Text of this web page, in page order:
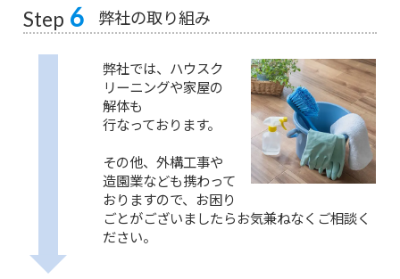
Step 6 弊社の取り組み
弊社では、ハウスク
リーニングや家屋の
解体も
行なっております。
その他、外構工事や
造園業なども携わって
おりますので、お困り
ごとがございましたらお気兼ねなくご相談く
ださい。